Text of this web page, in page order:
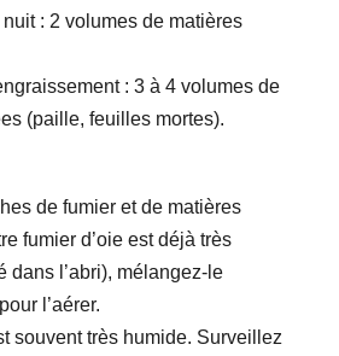
: 2 volumes de matières
: 3 à 4 volumes de
(paille, feuilles mortes).
de fumier et de matières
fumier d’oie est déjà très
dans l’abri), mélangez-le
l’aérer.
souvent très humide. Surveillez